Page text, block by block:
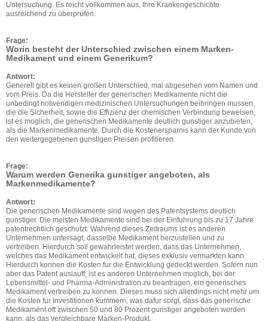
Untersuchung. Es reicht vollkommen aus, Ihre Krankengeschichte
ausreichend zu überprüfen.
Frage:
Worin besteht der Unterschied zwischen einem Marken-
Medikament und einem Generikum?
Antwort:
Generell gibt es keinen großen Unterschied, mal abgesehen vom Namen und
vom Preis. Da die Hersteller der generischen Medikamente nicht die
unbedingt notwendigen medizinischen Untersuchungen beibringen mussen,
die die Sicherheit, sowie die Effizienz der chemischen Verbindung beweisen,
ist es moglich, die generischen Medikamente deutlich gunstiger anzubieten,
als die Markenmedikamente. Durch die Kostenersparnis kann der Kunde von
den weitergegebenen gunstigen Preisen profitieren.
Frage:
Warum werden Generika gunstiger angeboten, als
Markenmedikamente?
Antwort:
Die generischen Medikamente sind wegen des Patentsystems deutlich
gunstiger. Die meisten Medikamente sind bei der Einfuhrung bis zu 17 Jahre
patentrechtlich geschutzt. Wahrend dieses Zeitraums ist es anderen
Unternehmen untersagt, dasselbe Medikament herzustellen und zu
vertreiben. Hierdurch soll gewahrleistet werden, dass das Unternehmen,
welches das Medikament entwickelt hat, dieses exklusiv vermarkten kann.
Hierdurch konnen die Kosten fur die Entwicklung gedeckt werden. Sofern nun
aber das Patent auslauft, ist es anderen Unternehmen moglich, bei der
Lebensmittel- und Pharma-Administration zu beantragen, ein generisches
Medikament vertreiben zu konnen. Dieses muss sich allerdings nicht mehr um
die Kosten fur Investitionen kummern, was dafur sorgt, dass das generische
Medikament oft zwischen 50 und 80 Prozent gunstiger angeboten werden
kann, als das vergleichbare Marken-Produkt.